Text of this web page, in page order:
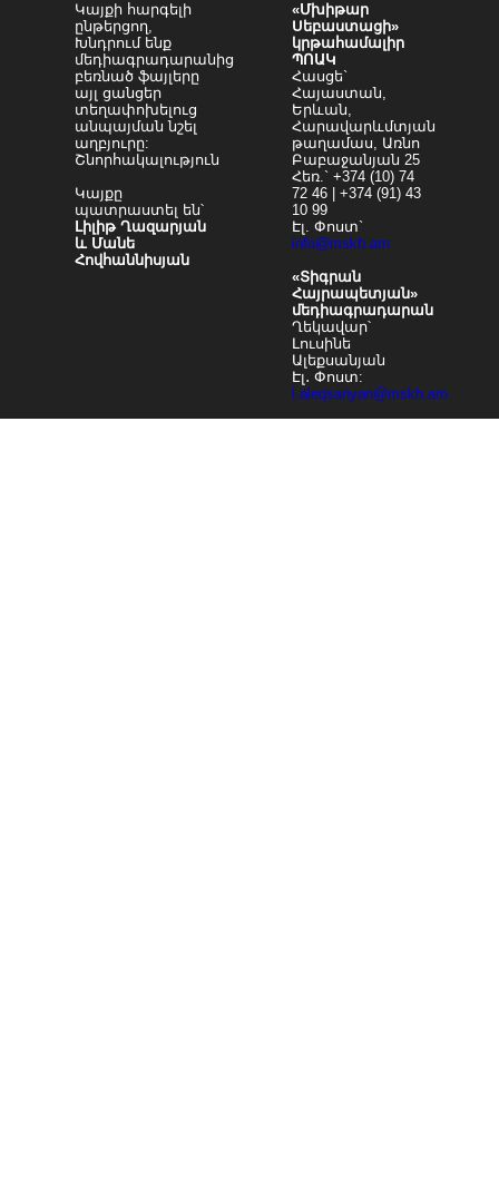
Կայքի հարգելի
ընթերցող,
Խնդրում ենք
մեդիագրադարանից
բեռնած ֆայլերը
այլ ցանցեր
տեղափոխելուց
անպայման նշել
աղբյուրը:
Շնորհակալություն
Կայքը
պատրաստել են՝
Լիլիթ Ղազարյան
և Մանե
Հովհաննիսյան
«Մխիթար
Սեբաստացի»
կրթահամալիր
ՊՈԱԿ
Հասցե`
Հայաստան,
Երևան,
Հարավարևմտյան
թաղամաս, Առնո
Բաբաջանյան 25
Հեռ.` +374 (10) 74
72 46 | +374 (91) 43
10 99
Էլ. Փոստ`
info@mskh.am
«Տիգրան
Հայրապետյան»
մեդիագրադարան
Ղեկավար՝
Լուսինե
Ալեքսանյան
Էլ․ Փոստ:
l.aleqsanyan@mskh.am